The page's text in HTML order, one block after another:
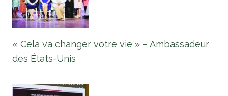
« Cela va changer votre vie » – Ambassadeur
des États-Unis